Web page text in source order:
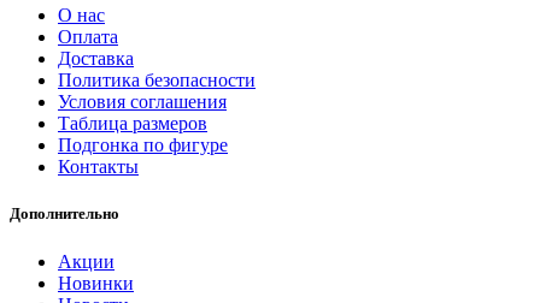
О нас
Оплата
Доставка
Политика безопасности
Условия соглашения
Таблица размеров
Подгонка по фигуре
Контакты
Дополнительно
Акции
Новинки